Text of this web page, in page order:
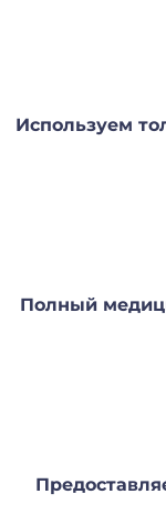
Используем
Полный